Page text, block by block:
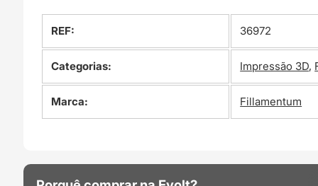
REF: 36972
Categorias: Impressão 3D,
Marca: Fillamentum